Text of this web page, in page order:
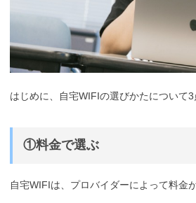
はじめに、自宅WIFIの選びかたについて3
①料金で選ぶ
自宅WIFIは、プロバイダーによって料金